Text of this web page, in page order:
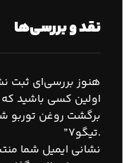
نقد و بررسی‌ها
هنوز بررسی‌ای ثبت
اولین کسی باشید
.تیگو٧”
نشانی ایمیل شما